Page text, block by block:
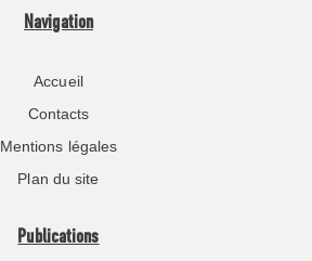
Navigation
Accueil
Contacts
Mentions légales
Plan du site
Publications